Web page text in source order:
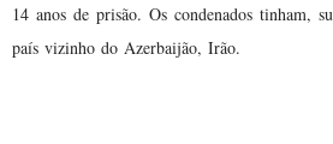
14 anos de prisão. Os condenados tinham,
país vizinho do Azerbaijão, Irão.